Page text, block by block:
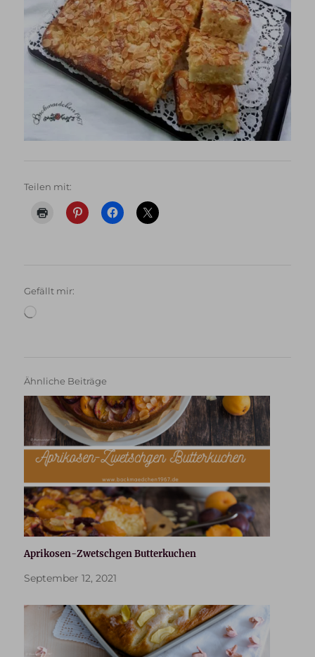
Teilen mit:
Gefällt mir:
Ähnliche Beiträge
Aprikosen-Zwetschgen Butterkuchen
September 12, 2021